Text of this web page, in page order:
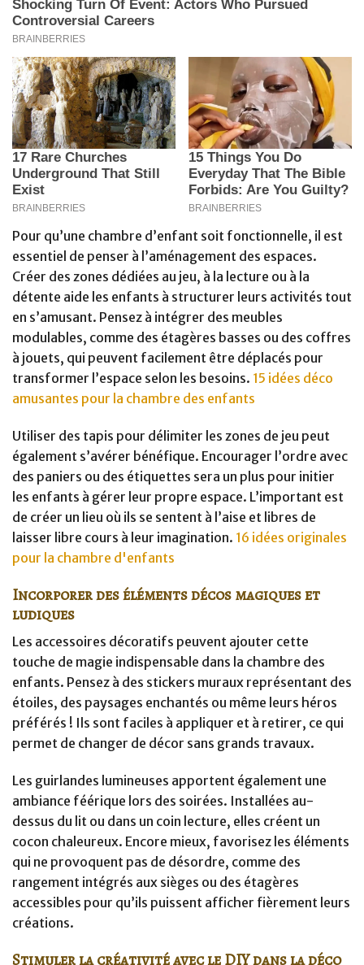
Pour qu’une chambre d’enfant soit fonctionnelle, il est
essentiel de penser à l’aménagement des espaces.
Créer des zones dédiées au jeu, à la lecture ou à la
détente aide les enfants à structurer leurs activités tout
en s’amusant. Pensez à intégrer des meubles
modulables, comme des étagères basses ou des coffres
à jouets, qui peuvent facilement être déplacés pour
transformer l’espace selon les besoins. 15 idées déco
amusantes pour la chambre des enfants
Utiliser des tapis pour délimiter les zones de jeu peut
également s’avérer bénéfique. Encourager l’ordre avec
des paniers ou des étiquettes sera un plus pour initier
les enfants à gérer leur propre espace. L’important est
de créer un lieu où ils se sentent à l’aise et libres de
laisser libre cours à leur imagination. 16 idées originales
pour la chambre d'enfants
Incorporer des éléments décos magiques et
ludiques
Les accessoires décoratifs peuvent ajouter cette
touche de magie indispensable dans la chambre des
enfants. Pensez à des stickers muraux représentant des
étoiles, des paysages enchantés ou même leurs héros
préférés ! Ils sont faciles à appliquer et à retirer, ce qui
permet de changer de décor sans grands travaux.
Les guirlandes lumineuses apportent également une
ambiance féérique lors des soirées. Installées au-
dessus du lit ou dans un coin lecture, elles créent un
cocon chaleureux. Encore mieux, favorisez les éléments
qui ne provoquent pas de désordre, comme des
rangement intégrés aux sièges ou des étagères
accessibles pour qu’ils puissent afficher fièrement leurs
créations.
Stimuler la créativité avec le DIY dans la déco